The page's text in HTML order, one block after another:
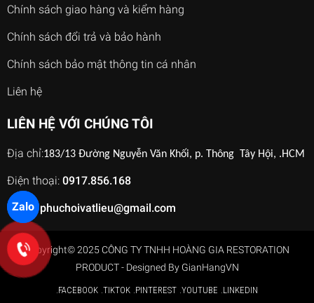
Chính sách giao hàng và kiểm hàng
Chính sách đổi trả và bảo hành
Chính sách bảo mật thông tin cá nhân
Liên hệ
LIÊN HỆ VỚI CHÚNG TÔI
Địa chỉ:183/13 Đường Nguyễn Văn Khối, p. Thông Tây Hội, .HCM
Điện thoại: 0917.856.168
Email:phuchoivatlieu@gmail.com
Copyright© 2025 CÔNG TY TNHH HOÀNG GIA RESTORATION
PRODUCT - Designed By GianHangVN
.FACEBOOK .TIKTOK .PINTEREST .YOUTUBE .LINKEDIN
Zalo